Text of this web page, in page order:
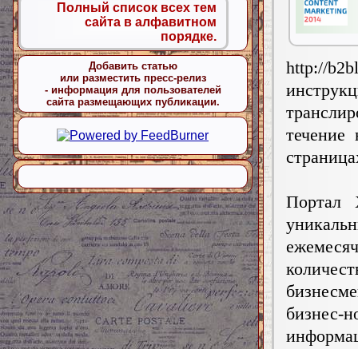
http://
течение
Портал
Полный список всех тем
сайта в алфавитном
порядке.
Добавить статью
или разместить пресс-релиз
- информация для пользователей
сайта размещающих публикации.